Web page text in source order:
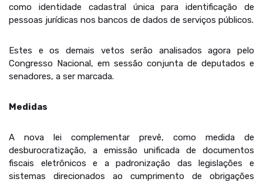
como identidade cadastral única para identificação de
pessoas jurídicas nos bancos de dados de serviços públicos.
Estes e os demais vetos serão analisados agora pelo
Congresso Nacional, em sessão conjunta de deputados e
senadores, a ser marcada.
Medidas
A nova lei complementar prevê, como medida de
desburocratização, a emissão unificada de documentos
fiscais eletrônicos e a padronização das legislações e
sistemas direcionados ao cumprimento de obrigações